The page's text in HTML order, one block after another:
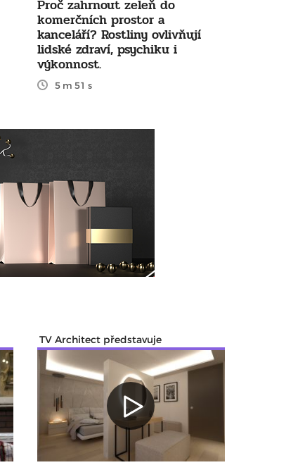
Proč zahrnout zeleň do
komerčních prostor a
kanceláří? Rostliny ovlivňují
lidské zdraví, psychiku i
výkonnost.
5 m 51 s
TV Architect představuje